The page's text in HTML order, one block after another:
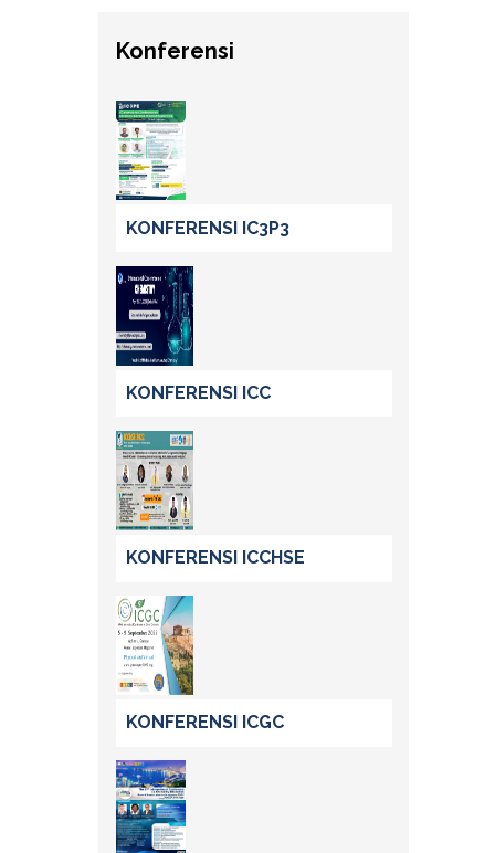
Konferensi
KONFERENSI IC3P3
KONFERENSI ICC
KONFERENSI ICCHSE
KONFERENSI ICGC